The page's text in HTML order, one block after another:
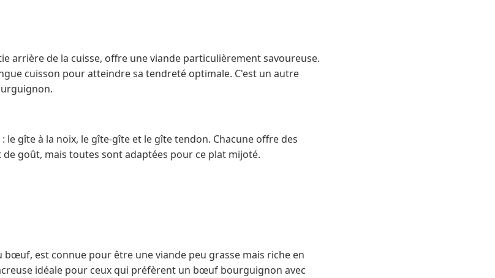
arrière de la cuisse, offre une viande particulièrement savoureuse.
cuisson pour atteindre sa tendreté optimale. C'est un autre
le gîte à la noix, le gîte-gîte et le gîte tendon. Chacune offre des
goût, mais toutes sont adaptées pour ce plat mijoté.
bœuf, est connue pour être une viande peu grasse mais riche en
idéale pour ceux qui préfèrent un bœuf bourguignon avec